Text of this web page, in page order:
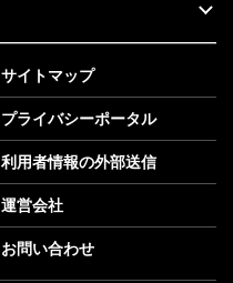
サイトマップ
プライバシーポータル
利用者情報の外部送信
運営会社
お問い合わせ